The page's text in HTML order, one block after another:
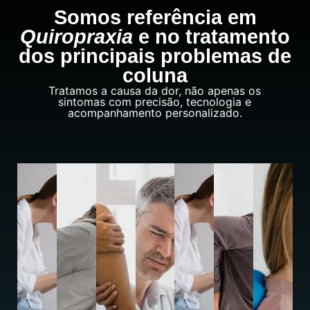
Somos referência em
Quiropraxia e no tratamento
dos principais problemas de
coluna
Tratamos a causa da dor, não apenas os
sintomas com precisão, tecnologia e
acompanhamento personalizado.